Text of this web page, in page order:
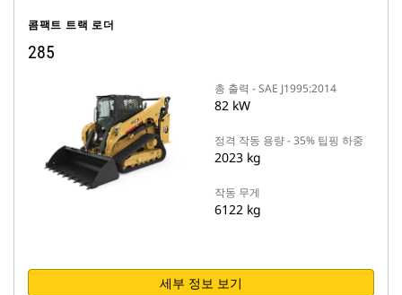
콤팩트 트랙 로더
285
총 출력 - SAE J1995:2014
82 kW
정격 작동 용량 - 35% 팁핑 하중
2023 kg
작동 무게
6122 kg
세부 정보 보기